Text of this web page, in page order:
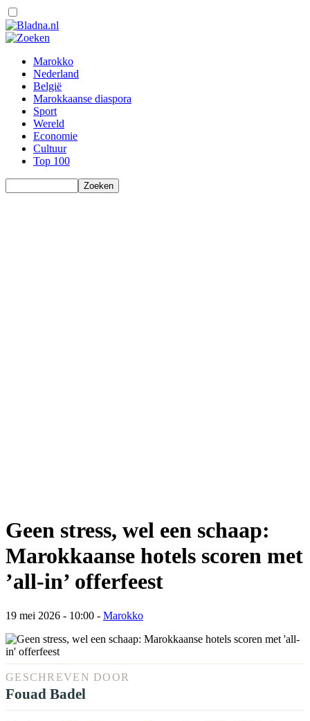
Marokko
Nederland
België
Marokkaanse diaspora
Sport
Wereld
Economie
Cultuur
Top 100
Geen stress, wel een schaap:
Marokkaanse hotels scoren met
’all-in’ offerfeest
19 mei 2026 - 10:00 - Marokko
GESCHREVEN DOOR
Fouad Badel